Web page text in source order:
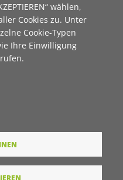
wählen,
Cookies zu. Unter
Cookie-Typen
Ihre Einwilligung